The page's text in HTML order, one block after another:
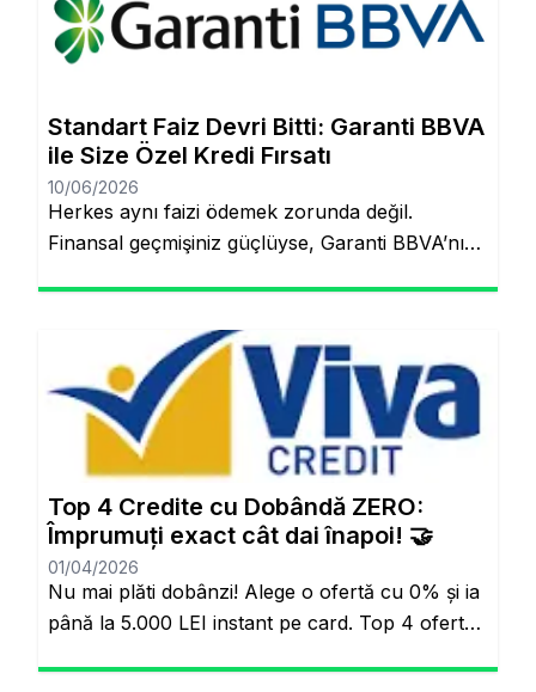
tomarla evrak imzalamanıza gerek kalmadan,
Garanti BBVA’nın dijital müşteri olma
sağlayabilirsiniz. İşte pürüzsüz bir deneyim için
Standart Faiz Devri Bitti: Garanti BBVA
ile Size Özel Kredi Fırsatı
10/06/2026
Herkes aynı faizi ödemek zorunda değil.
Finansal geçmişiniz güçlüyse, Garanti BBVA’nın
Aynı sayfada kalacaksınız. Standart Kredi
Anlayışı Tarih Oluyor: Başkalarının Finansal
Riskini Neden Siz Üstlenesiniz? Yıllardır
bankacılık sektöründe adil olmayan bir durum
söz konusuydu: Borçlarını düzenli ödeyenlerle
sürekli aksatanlar aynı faiz yükünü
omuzluyordu. Ancak günümüzde teknoloji […]
Top 4 Credite cu Dobândă ZERO:
Împrumuți exact cât dai înapoi! 🤝
01/04/2026
Nu mai plăti dobânzi! Alege o ofertă cu 0% și ia
până la 5.000 LEI instant pe card. Top 4 oferte